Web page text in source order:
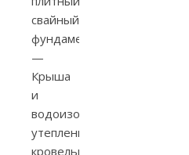
свайный
фундамент.
—
Крыша
и
водоизоляция:
утепление,
кровельные